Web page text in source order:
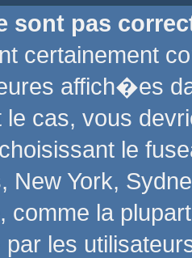
sont pas
certainement
affich�es
cas, vous
le
New York,
comme la
les